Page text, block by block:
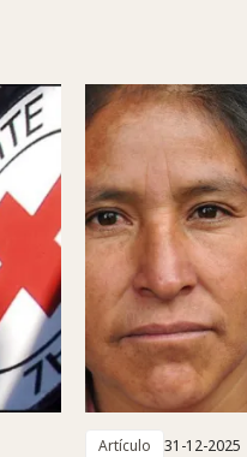
Artículo 31-12-2025